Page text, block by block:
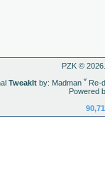
PZK ©
TweakItby: Madman ˇRe-
Powered